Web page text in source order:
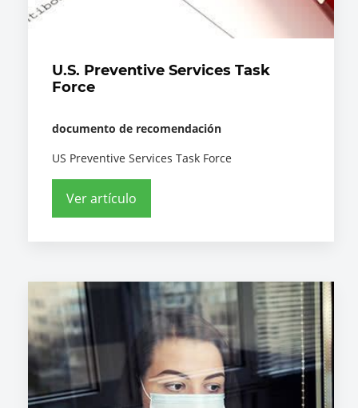
U.S. Preventive Services Task
Force
documento de recomendación
US Preventive Services Task Force
Ver artículo